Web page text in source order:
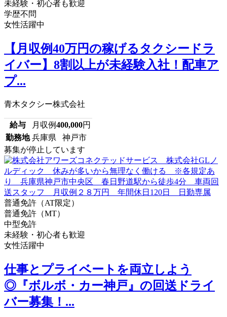
未経験・初心者も歓迎
学歴不問
女性活躍中
【月収例40万円の稼げるタクシードラ
イバー】8割以上が未経験入社！配車ア
プ...
青木タクシー株式会社
給与 月収例400,000円
勤務地 兵庫県 神戸市
募集が停止しています
普通免許（AT限定）
普通免許（MT）
中型免許
未経験・初心者も歓迎
女性活躍中
仕事とプライベートを両立しよう
◎『ボルボ・カー神戸』の回送ドライ
バー募集！...